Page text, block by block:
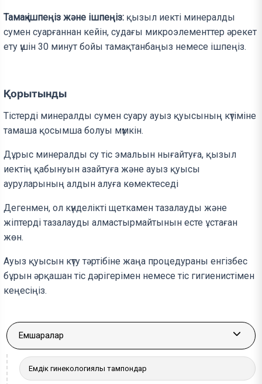
Тамақ ішпеңіз және ішпеңіз: қызыл иекті минералды
сумен суарғаннан кейін, судағы микроэлементтер әрекет
ету үшін 30 минут бойы тамақтанбаңыз немесе ішпеңіз.
Қорытынды
Тістерді минералды сумен суару ауыз қуысының күтіміне
тамаша қосымша болуы мүмкін.
Дұрыс минералды су тіс эмальын нығайтуға, қызыл
иектің қабынуын азайтуға және ауыз қуысы
ауруларының алдын алуға көмектеседі
Дегенмен, ол күнделікті щеткамен тазалауды және
жіптерді тазалауды алмастырмайтынын есте ұстаған
жөн.
Ауыз қуысын күту тәртібіне жаңа процедураны енгізбес
бұрын әрқашан тіс дәрігерімен немесе тіс гигиенистімен
кеңесіңіз.
Емшаралар More
Емдік гинекологиялық тампондар